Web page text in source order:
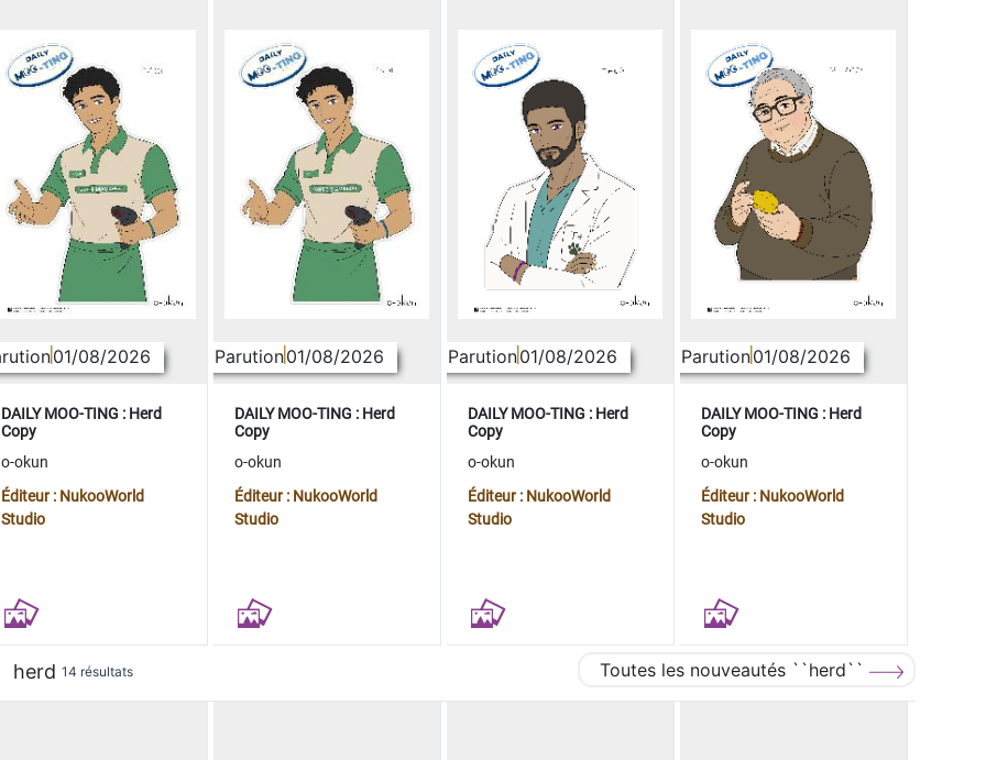
01/08/2026
DAILY MOO-TING : Herd
Copy
o-okun
Éditeur : NukooWorld
Studio
Parution01/08/2026
DAILY MOO-TING : Herd
Copy
o-okun
Éditeur : NukooWorld
Studio
Parution01/08/2026
DAILY MOO-TING : Herd
Copy
o-okun
Éditeur : NukooWorld
Studio
Parution01/08/2026
DAILY MOO-TING : Herd
Copy
o-okun
Éditeur : NukooWorld
Studio
herd 14 résultats Toutes les nouveautés ``herd``